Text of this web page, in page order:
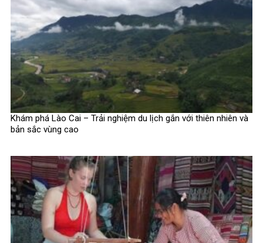
Khám phá Lào Cai – Trải nghiệm du lịch gắn với thiên nhiên và
bản sắc vùng cao